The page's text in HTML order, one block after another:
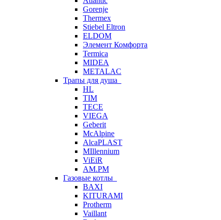
Gorenje
Thermex
Stiebel Eltron
ELDOM
Элемент Комфорта
Termica
MIDEA
METALAC
Трапы для душа
HL
TIM
TECE
VIEGA
Geberit
McAlpine
AlcaPLAST
MIllennium
ViEiR
AM.PM
Газовые котлы
BAXI
KITURAMI
Protherm
Vaillant